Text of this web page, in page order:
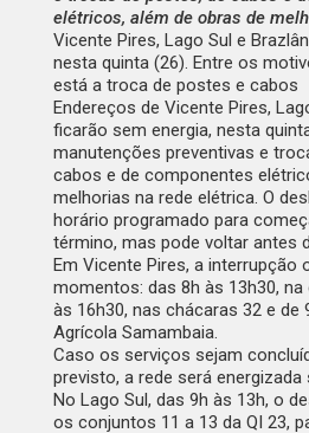
elétricos, além de obras de
Vicente Pires, Lago Sul e
nesta quinta (26). Entre os
está a troca de postes e cabos
Endereços de Vicente Pires,
ficarão sem energia, nesta
manutenções preventivas e
cabos e de componentes
melhorias na rede elétrica. O
horário programado para
término, mas pode voltar antes
Em Vicente Pires, a interrupção
momentos: das 8h às 13h30, na
às 16h30, nas chácaras 32 e de
Agrícola Samambaia.
Caso os serviços sejam
previsto, a rede será
No Lago Sul, das 9h às 13h, o
os conjuntos 11 a 13 da QI 23,